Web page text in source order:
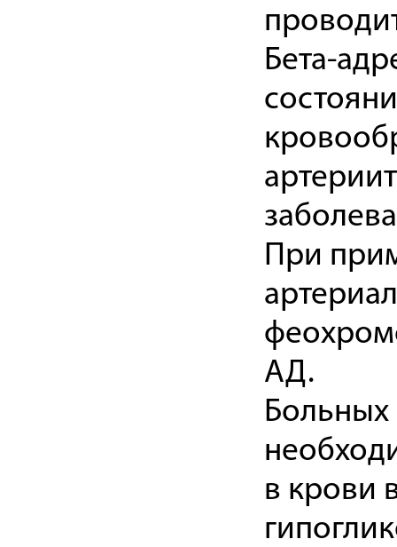
Бета-
При
АД.
Больных
в крови